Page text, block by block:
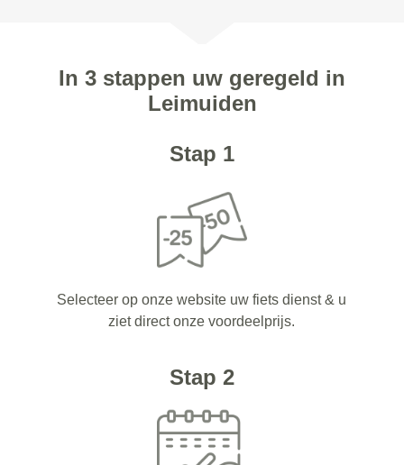
In 3 stappen uw geregeld in
Leimuiden
Stap 1
Selecteer op onze website uw fiets dienst & u
ziet direct onze voordeelprijs.
Stap 2